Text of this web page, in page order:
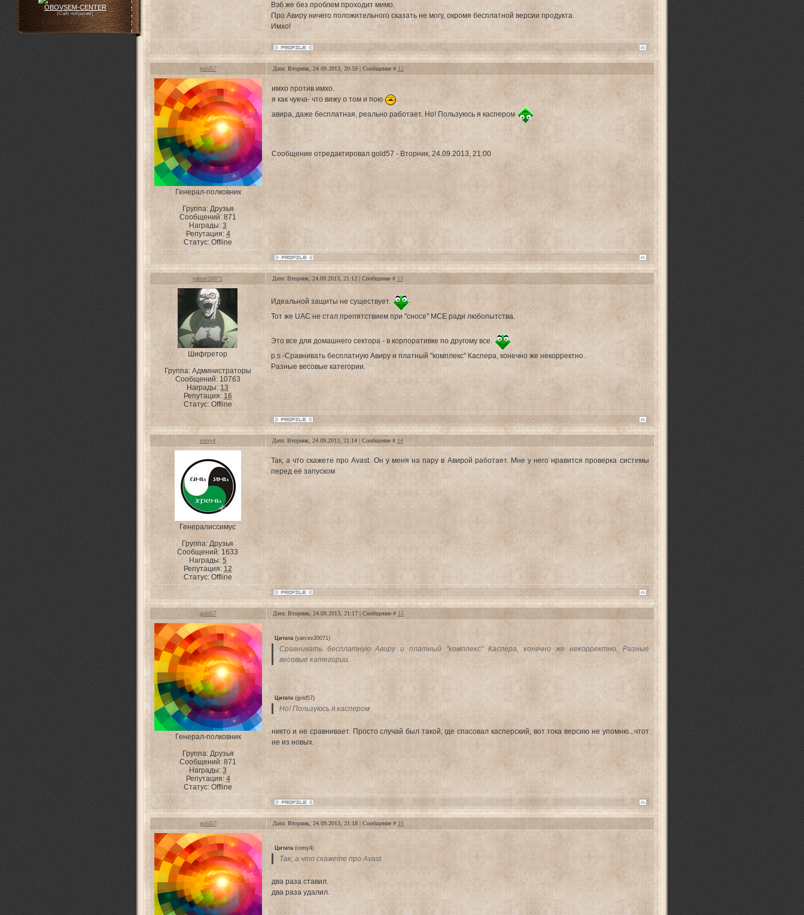
OBOVSEM-CENTER
(Сайт побратим)
Вэб же без проблем проходит мимо.
Про Авиру ничего положительного сказать не могу, окромя бесплатной версии продукта.
Имхо!
gold57 Дата: Вторник, 24.09.2013, 20:59 | Сообщение # 12
Генерал-полковник
Группа: Друзья
Сообщений:871
Награды:3
Репутация: 4
Статус:Offline
имхо против имхо.
я как чукча- что вижу о том и пою
авира, даже бесплатная, реально работает. Но! Пользуюсь я каспером
Сообщение отредактировал gold57 - Вторник, 24.09.2013, 21:00
yarcev20071 Дата: Вторник, 24.09.2013, 21:12 | Сообщение # 13
Шифгретор
Группа: Администраторы
Сообщений: 10763
Награды:13
Репутация: 16
Статус: Offline
Идеальной защиты не существует.
Тот же UAC не стал препятствием при "сносе" MCE ради любопытства.
Это все для домашнего сектора - в корпоративке по другому все.
p.s -Сравнивать бесплатную Авиру и платный "комплекс" Каспера, конечно же некорректно.
Разные весовые категории.
romy4 Дата: Вторник, 24.09.2013, 21:14 | Сообщение # 14
Генералиссимус
Группа: Друзья
Сообщений: 1633
Награды: 5
Репутация: 12
Статус: Offline
Так, а что скажете про Avast. Он у меня на пару в Авирой работает. Мне у него нравится проверка системы
перед её запуском
gold57 Дата: Вторник, 24.09.2013, 21:17 | Сообщение # 15
Генерал-полковник
Группа: Друзья
Сообщений:871
Награды:3
Репутация: 4
Статус:Offline
Цитата(yarcev20071)
Сравнивать бесплатную Авиру и платный "комплекс" Каспера, конечно же некорректно. Разные
весовые категории.
Цитата(gold57)
Но! Пользуюсь я каспером
никто и не сравнивает. Просто случай был такой, где спасовал касперский, вот тока версию не упомню...чтот
не из новых.
gold57 Дата: Вторник, 24.09.2013, 21:18 | Сообщение # 16
Цитата(romy4)
Так, а что скажете про Avast.
два раза ставил.
два раза удалил.